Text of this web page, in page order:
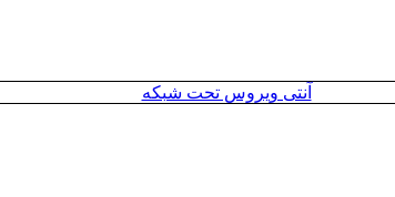
آنتی ویروس تحت شبکه